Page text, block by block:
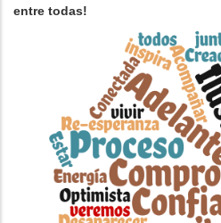
entre todas!